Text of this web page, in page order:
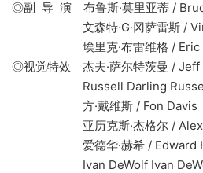
◎副 导 演 布鲁斯·莫里亚蒂 /
文森特·G·冈萨雷斯 /
埃里克·布雷维格 / Eric
◎视觉特效 杰夫·萨尔特茨曼 / Jeff
Russell Darling Russell
方·戴维斯 / Fon Davis
亚历克斯·杰格尔 / Alex
爱德华·赫希 / Edward
Ivan DeWolf Ivan